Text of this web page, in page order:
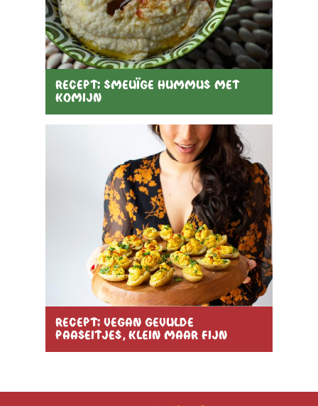
Recept: Smeuïge hummus met
komijn
Recept: vegan gevulde
paaseitjes, klein maar fijn